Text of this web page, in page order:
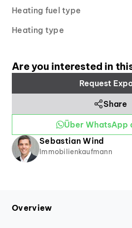
Vielen Dank!
Heating fuel type
Heating type
Are you interested in
Request
Share
Über WhatsApp
Sebastian Wind
Immobilienkaufmann
Overview